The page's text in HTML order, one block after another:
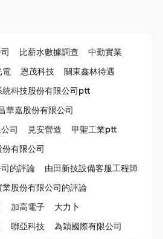
比薪水數據調查
中勤實業
電 恩茂科技
關東鑫林待遇
統科技股份有限公司ptt
華嘉股份有限公司
司
見安營造
甲聖工業ptt
有限公司
的評論
由田新技設備客服工程師
業股份有限公司的評論
加高電子
大力卜
聯亞科技
為穎國際有限公司